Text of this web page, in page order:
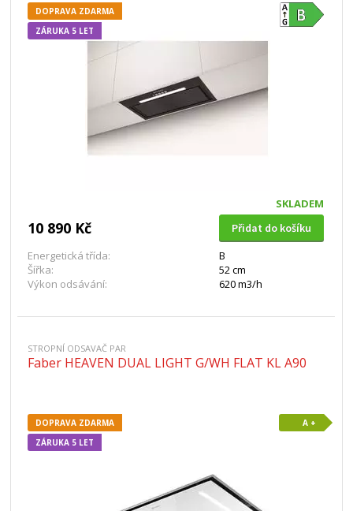
DOPRAVA ZDARMA
ZÁRUKA 5 LET
SKLADEM
10 890 Kč
Přidat do košíku
Energetická třída:
B
Šířka:
52 cm
Výkon odsávání:
620 m3/h
STROPNÍ ODSAVAČ PAR
Faber HEAVEN DUAL LIGHT G/WH FLAT KL A90
DOPRAVA ZDARMA
ZÁRUKA 5 LET
A +